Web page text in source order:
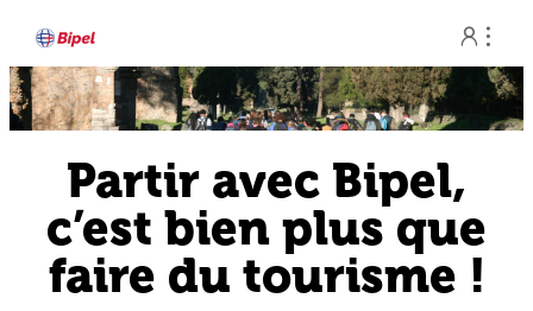
Aller
contenu
 
Partir avec Bipel,
c’est bien plus que
faire du tourisme !